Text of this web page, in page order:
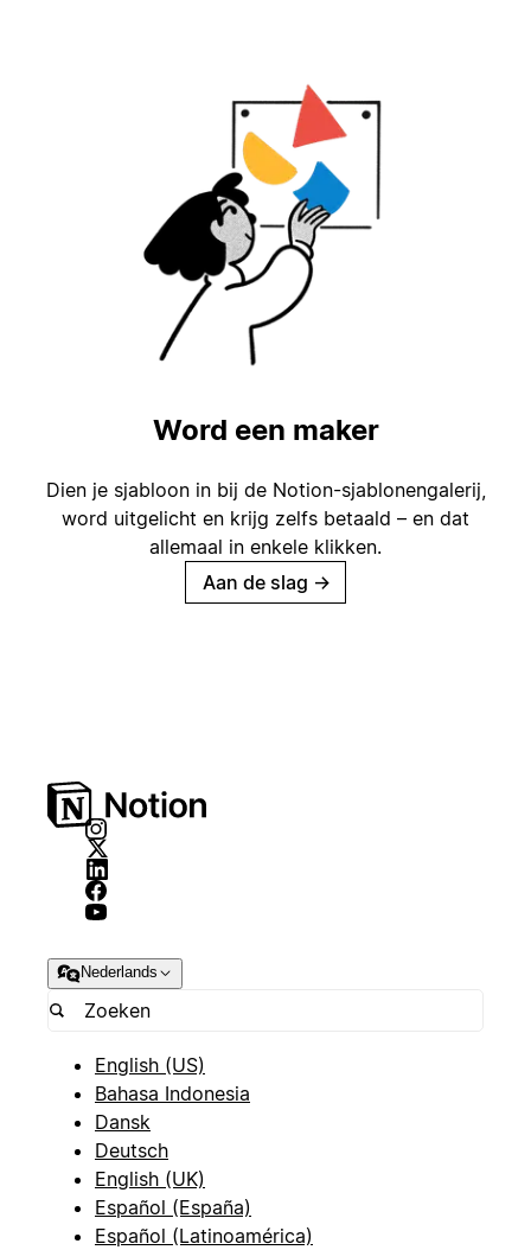
Word een maker
Dien je sjabloon in bij de Notion-sjablonengalerij,
word uitgelicht en krijg zelfs betaald – en dat
allemaal in enkele klikken.
Aan de slag →
Nederlands
English (US)
Bahasa Indonesia
Dansk
Deutsch
English (UK)
Español (España)
Español (Latinoamérica)